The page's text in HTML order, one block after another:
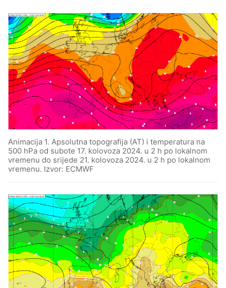
Animacija 1. Apsolutna topografija (AT) i temperatura na
500 hPa od subote 17. kolovoza 2024. u 2 h po lokalnom
vremenu do srijede 21. kolovoza 2024. u 2 h po lokalnom
vremenu. Izvor: ECMWF